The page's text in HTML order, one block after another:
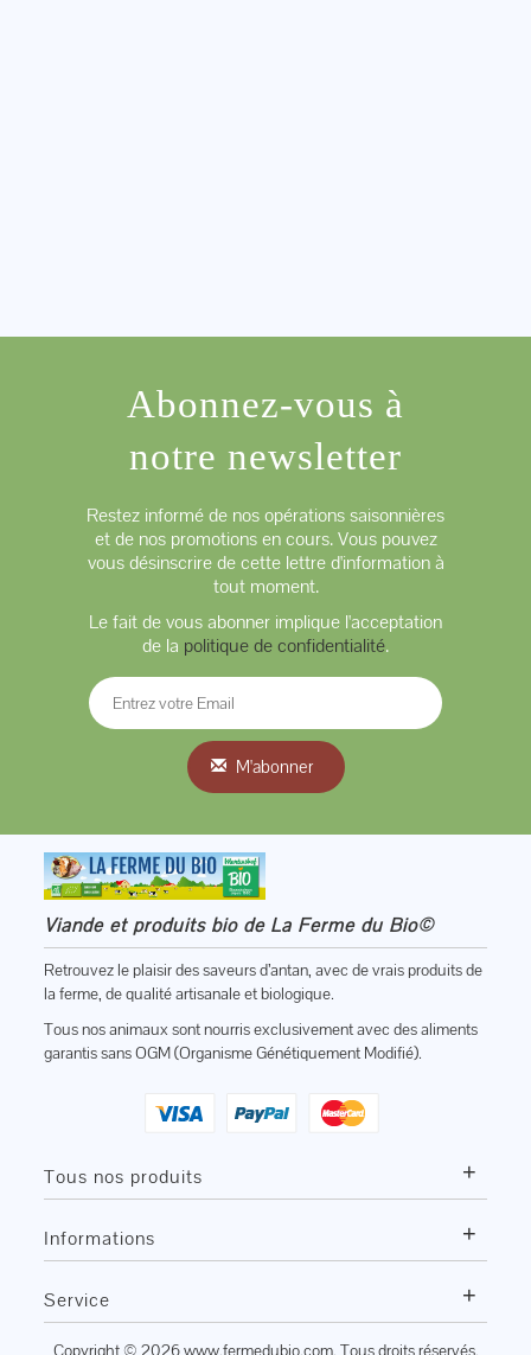
Abonnez-vous à
notre newsletter
Restez informé de nos opérations saisonnières
et de nos promotions en cours. Vous pouvez
vous désinscrire de cette lettre d'information à
tout moment.
Le fait de vous abonner implique l'acceptation
de la politique de confidentialité.
M'abonner
Viande et produits bio de La Ferme du Bio©
Retrouvez le plaisir des saveurs d’antan, avec de vrais produits de
la ferme, de qualité artisanale et biologique.
Tous nos animaux sont nourris exclusivement avec des aliments
garantis sans OGM (Organisme Génétiquement Modifié).
Tous nos produits +
Informations +
Service +
Copyright © 2026www.fermedubio.com. Tous droits réservés.